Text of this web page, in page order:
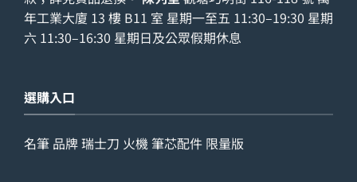
年工業大廈 13 樓 B11 室 星期一至五 11:30–19:30 星期
六 11:30–16:30 星期日及公眾假期休息
選購入口
名筆 品牌瑞士刀 火機筆芯配件 限量版